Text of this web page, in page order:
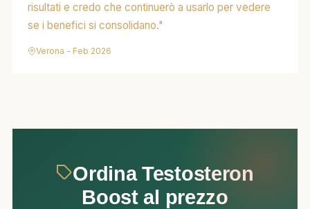
risultati e credo che continuerò a usarlo per vedere
se i benefici si consolidano."
Verona - Feb 2026
Ordina Testosteron
Boost al prezzo